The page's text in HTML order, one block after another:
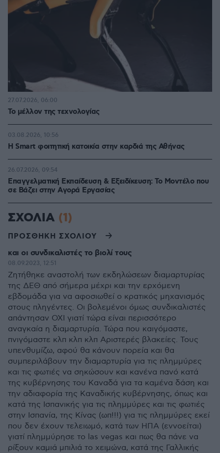
Το μέλλον της τεχνολογίας
27.07.2026, 06:00
Η Smart φοιτητική κατοικία στην καρδιά της Αθήνας
03.08.2026, 10:56
Επαγγελματική Εκπαίδευση & Εξειδίκευση: Το Mοντέλο που
σε Bάζει στην Aγορά Eργασίας
26.07.2026, 09:54
ΣΧΟΛΙΑ (1)
ΠΡΟΣΘΗΚΗ ΣΧΟΛΙΟΥ
και οι συνδικαλιστές το βιολί τους
08.09.2023, 12:51
Ζητήθηκε αναστολή των εκδηλώσεων διαμαρτυρίας
της ΔΕΘ από σήμερα μέχρι και την ερχόμενη
εβδομάδα για να αφοσιωθεί ο κρατικός μηχανισμός
στους πληγέντες. Οι βολεμένοι όμως συνδικαλιστές
απάντησαν ΟΧΙ γιατί τώρα είναι περισσότερο
αναγκαία η διαμαρτυρία. Τώρα που καιγόμαστε,
πνιγόμαστε κλπ κλπ κλπ Αριστερές βλακείες. Τους
υπενθυμίζω, αφού θα κάνουν πορεία και θα
συμπεριλάβουν την διαμαρτυρία για τις πλημμύρες
και τις φωτιές να σηκώσουν και κανένα πανό κατά
της κυβέρνησης του Καναδά για τα καμένα δάση και
την αδιαφορία της Καναδικής κυβέρνησης, όπως και
κατά της Ισπανικής για τις πλημμύρες και τις φωτιές
στην Ισπανία, της Κίνας (ωπ!!!) για τις πλημμύρες εκεί
που δεν έχουν τελειωμό, κατά των ΗΠΑ (εννοείται)
γιατί πλημμύρησε το las vegas και πως θα πάνε να
ρίξουν καμιά μπιλιά το χειμώνα, κατά της Γαλλικής